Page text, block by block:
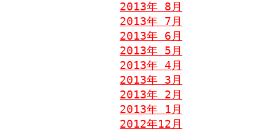
2013年 8月
2013年 7月
2013年 6月
2013年 5月
2013年 4月
2013年 3月
2013年 2月
2013年 1月
2012年12月